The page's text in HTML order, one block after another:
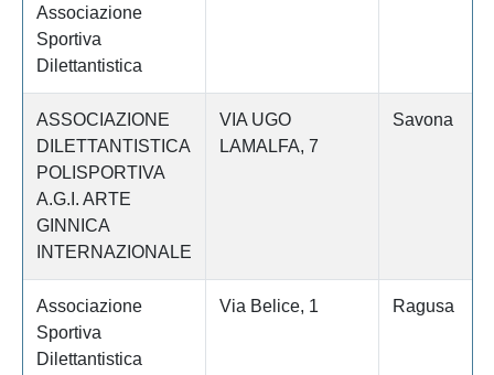
Associazione
Sportiva
Dilettantistica
ASSOCIAZIONE
DILETTANTISTICA
POLISPORTIVA
A.G.I. ARTE
GINNICA
INTERNAZIONALE
VIA UGO
LAMALFA, 7
Savona
Associazione
Sportiva
Dilettantistica
Via Belice, 1 Ragusa